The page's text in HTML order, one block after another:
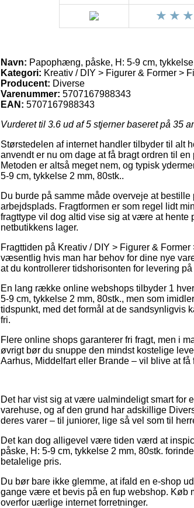
Navn: Papophæng, påske, H: 5-9 cm,
Kategori: Kreativ / DIY > Figurer & Former >
Producent: Diverse
Varenummer: 5707167988343
EAN: 5707167988343
Vurderet til 3.6 ud af 5 stjerner baseret på 35
Størstedelen af internet handler tilbyder til alt
anvendt er nu om dage at få bragt ordren til
Metoden er altså meget nem, og typisk
5-9 cm, tykkelse 2 mm, 80stk..
Du burde på samme måde overveje at
arbejdsplads. Fragtformen er som regel lidt
fragttype vil dog altid vise sig at være at
netbutikkens lager.
Fragttiden på Kreativ / DIY > Figurer &
væsentlig hvis man har behov for dine nye
at du kontrollerer tidshorisonten for levering
En lang række online webshops tilbyder 1
5-9 cm, tykkelse 2 mm, 80stk., men som
tidspunkt, med det formål at de sandsynligvis
fri.
Flere online shops garanterer fri fragt, men i
øvrigt bør du snuppe den mindst kostelige
Aarhus, Middelfart eller Brande – vil blive at
Det har vist sig at være ualmindeligt smart for
varehuse, og af den grund har adskillige
deres varer – til juniorer, lige så vel som til
Det kan dog alligevel være tiden værd at
påske, H: 5-9 cm, tykkelse 2 mm, 80stk.
betalelige pris.
Du bør bare ikke glemme, at ifald en e-shop
gange være et bevis på en fup webshop. Køb
overfor uærlige internet forretninger.